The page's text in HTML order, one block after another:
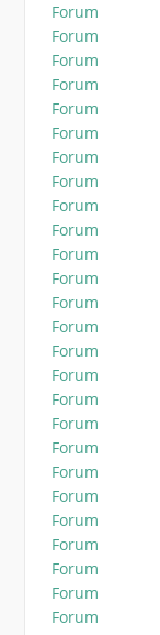
Forum
Forum
Forum
Forum
Forum
Forum
Forum
Forum
Forum
Forum
Forum
Forum
Forum
Forum
Forum
Forum
Forum
Forum
Forum
Forum
Forum
Forum
Forum
Forum
Forum
Forum